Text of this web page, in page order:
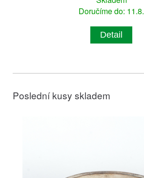
Doručíme do: 11.8.
Detail
Poslední kusy skladem